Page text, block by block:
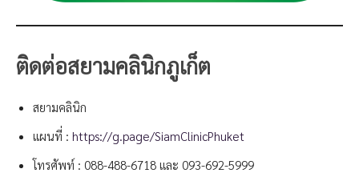
ติดต่อสยามคลินิกภูเก็ต
สยามคลินิก
แผนที่ : https://g.page/SiamClinicPhuket
โทรศัพท์ : 088-488-6718 และ 093-692-5999